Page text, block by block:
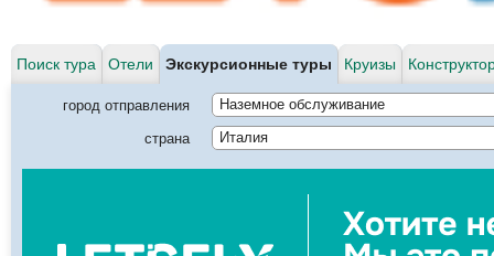
Поиск тура Отели Экскурсионные туры Круизы
город отправления
Наземное обслуживание
страна
Италия